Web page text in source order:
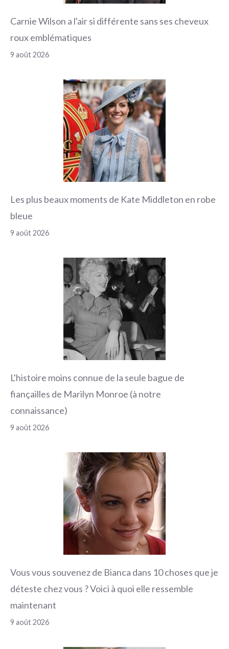
Carnie Wilson a l'air si différente sans ses cheveux
roux emblématiques
9 août 2026
Les plus beaux moments de Kate Middleton en robe
bleue
9 août 2026
L'histoire moins connue de la seule bague de
fiançailles de Marilyn Monroe (à notre
connaissance)
9 août 2026
Vous vous souvenez de Bianca dans 10 choses que je
déteste chez vous ? Voici à quoi elle ressemble
maintenant
9 août 2026